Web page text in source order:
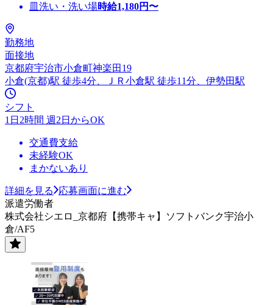
皿洗い・洗い場時給1,180円〜
勤務地
面接地
京都府宇治市小倉町神楽田19
小倉(京都)駅 徒歩4分、ＪＲ小倉駅 徒歩11分、伊勢田駅
シフト
1日2時間 週2日からOK
交通費支給
未経験OK
まかないあり
詳細を見る
応募画面に進む
派遣労働者
株式会社シエロ_京都府【携帯キャ】ソフトバンク宇治小
倉/AF5